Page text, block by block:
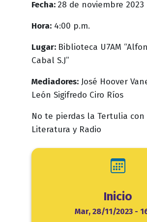
Fecha: 28 de noviembre 2023
Hora: 4:00 p.m.
Lugar: Biblioteca U7AM
Cabal S.J”
Mediadores: José Hoover
León Sigifredo Ciro Ríos
No te pierdas la Tertulia
Literatura y Radio
Inicio
Mar, 28/11/2023 -